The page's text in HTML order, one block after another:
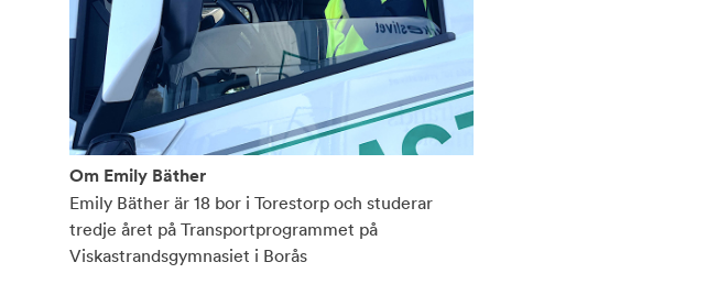
Om Emily Bäther
Emily Bäther är 18 bor i Torestorp och studerar
tredje året på Transportprogrammet på
Viskastrandsgymnasiet i Borås